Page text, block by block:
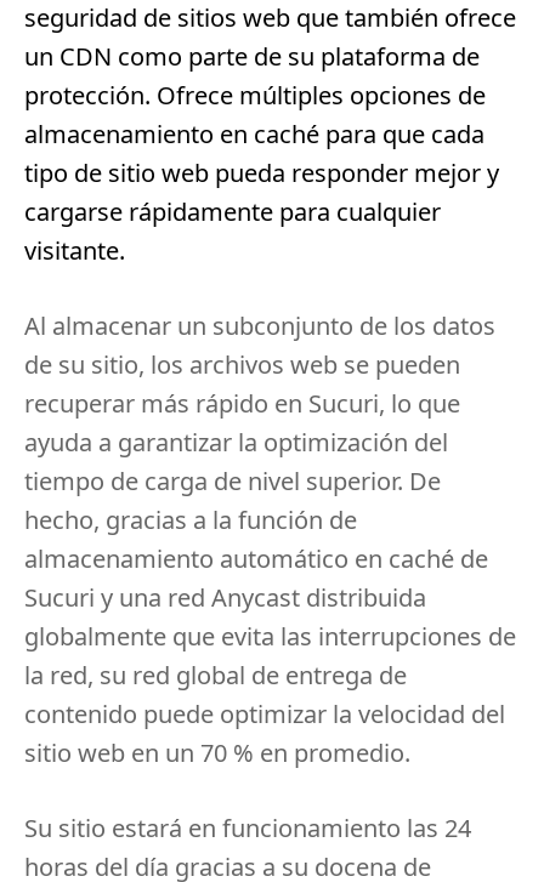
seguridad de sitios web que también ofrece
un CDN como parte de su plataforma de
protección. Ofrece múltiples opciones de
almacenamiento en caché para que cada
tipo de sitio web pueda responder mejor y
cargarse rápidamente para cualquier
visitante.
Al almacenar un subconjunto de los datos
de su sitio, los archivos web se pueden
recuperar más rápido en Sucuri, lo que
ayuda a garantizar la optimización del
tiempo de carga de nivel superior. De
hecho, gracias a la función de
almacenamiento automático en caché de
Sucuri y una red Anycast distribuida
globalmente que evita las interrupciones de
la red, su red global de entrega de
contenido puede optimizar la velocidad del
sitio web en un 70 % en promedio.
Su sitio estará en funcionamiento las 24
horas del día gracias a su docena de